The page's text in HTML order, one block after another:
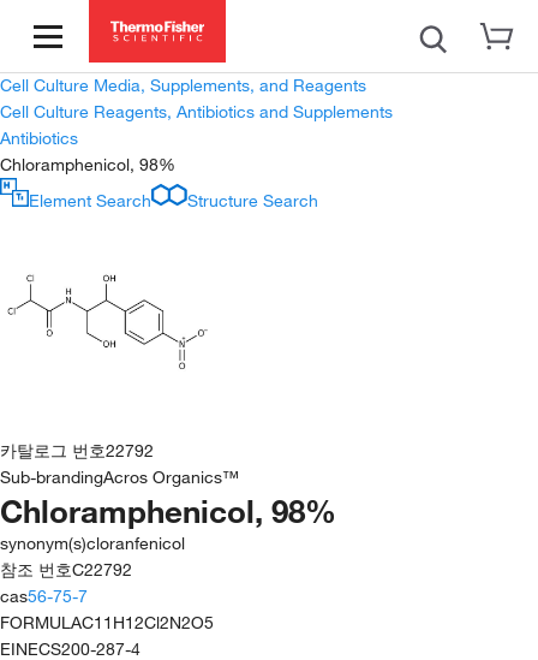
Cell Culture Media, Supplements, and Reagents
Cell Culture Reagents, Antibiotics and Supplements
Antibiotics
Chloramphenicol, 98%
Element Search
Structure Search
카탈로그 번호22792
Sub-brandingAcros Organics™
Chloramphenicol, 98%
synonym(s)cloranfenicol
참조 번호C22792
cas56-75-7
FORMULAC11H12Cl2N2O5
EINECS200-287-4